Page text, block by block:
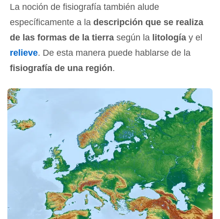
La noción de fisiografía también alude
específicamente a la descripción que se realiza
de las formas de la tierra según la litología y el
relieve. De esta manera puede hablarse de la
fisiografía de una región.